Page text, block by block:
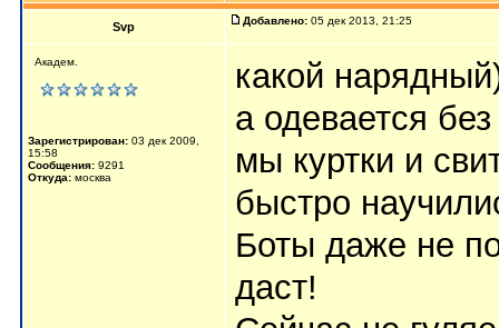
Svp Добавлено: 05 дек 2013, 21:25
Академ.
Зарегистрирован: 03 дек 2009,
15:58
Сообщения: 9291
Откуда: москва
какой
а одевается
мы куртки и
быстро
Боты даже не
даст!